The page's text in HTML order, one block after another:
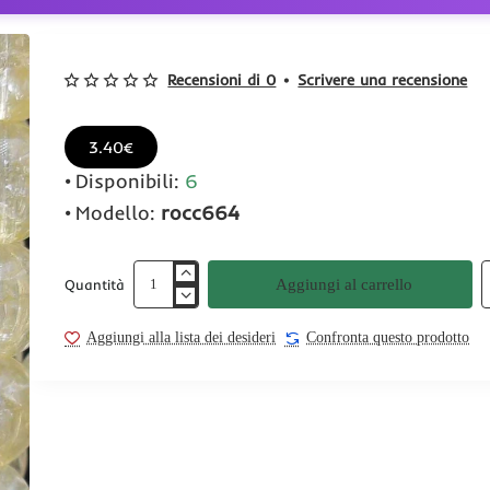
Recensioni di 0 • Scrivere una recensione
3.40€
Disponibili: 6
Modello: rocc664
Quantità Aggiungi al carrello
Aggiungi alla lista dei desideri Confronta questo prodotto